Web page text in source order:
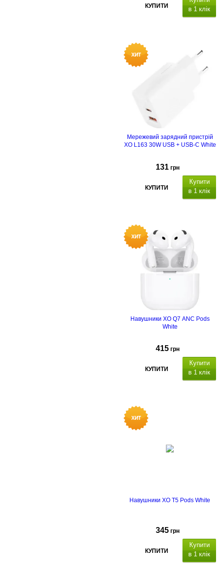
КУПИТИ
в 1 клік
Мережевий зарядний пристрій
XO L163 30W USB + USB-C White
131 грн
КУПИТИ
Купити
в 1 клік
Навушники XO Q7 ANC Pods
White
415 грн
КУПИТИ
Купити
в 1 клік
х 2
4 годин
Навушники XO T5 Pods White
345 грн
КУПИТИ
Купити
в 1 клік